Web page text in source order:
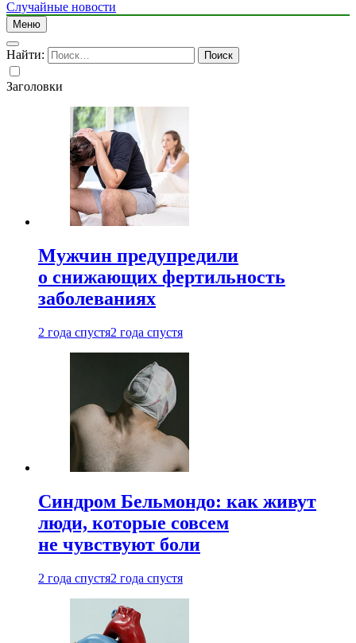
Случайные новости
Меню
Найти:
Заголовки
Мужчин предупредили
о снижающих фертильность
заболеваниях
2 года спустя2 года спустя
Синдром Бельмондо: как живут
люди, которые совсем
не чувствуют боли
2 года спустя2 года спустя